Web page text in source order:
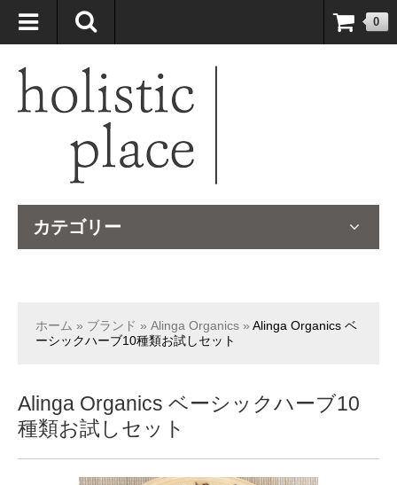
自然療法大国のオーストラリアより、臨床経験＆知識の豊富なナチュ
ロパスが厳選したサプリメントや ナチュラルグッズをお届けします！
0
カテゴリー
ホーム » ブランド » Alinga Organics » Alinga Organics ベ
ーシックハーブ10種類お試しセット
Alinga Organics ベーシックハーブ10
種類お試しセット